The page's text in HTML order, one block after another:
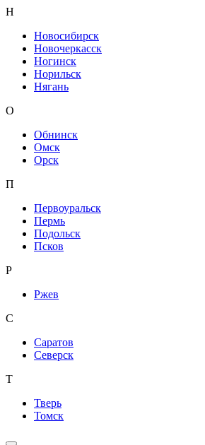
Н
Новосибирск
Новочеркасск
Ногинск
Норильск
Нягань
О
Обнинск
Омск
Орск
П
Первоуральск
Пермь
Подольск
Псков
Р
Ржев
С
Саратов
Северск
Т
Тверь
Томск